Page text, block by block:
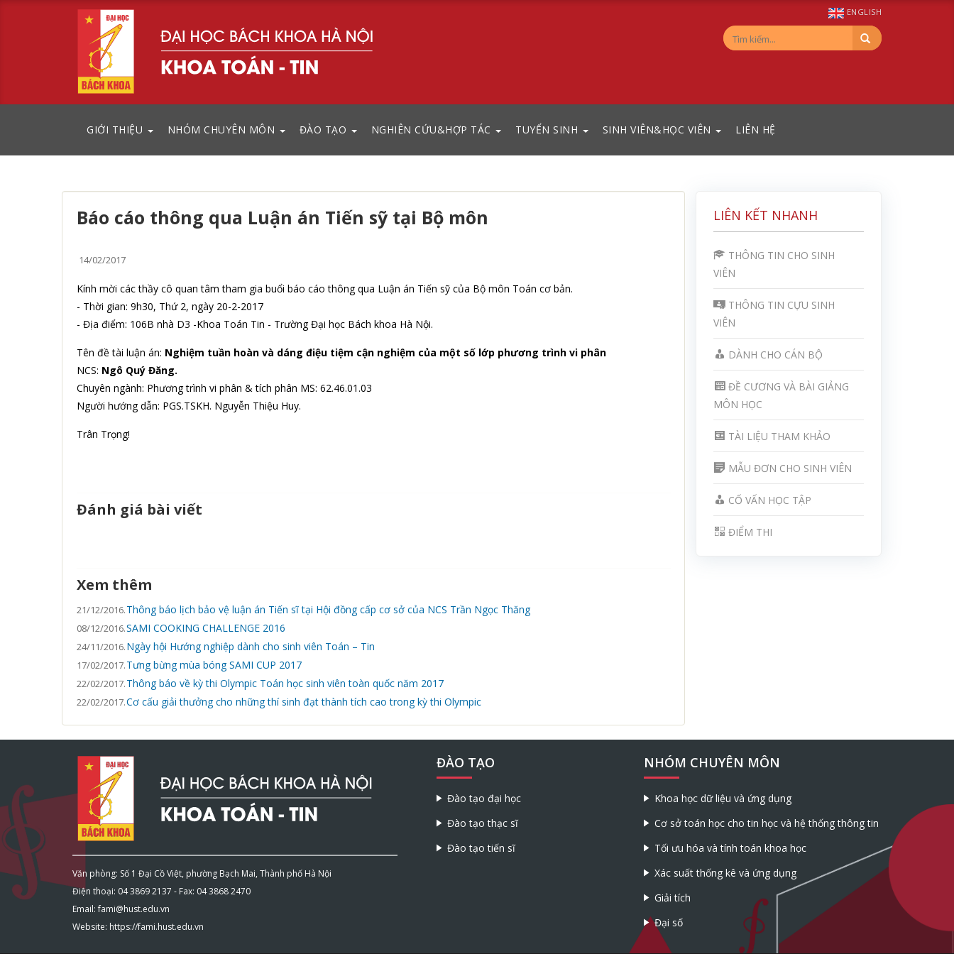
ENGLISH
GIỚI THIỆU NHÓM CHUYÊN MÔN ĐÀO TẠO NGHIÊN CỨU&HỢP TÁC TUYỂN SINH SINH VIÊN&HỌC VIÊN LIÊN HỆ
LIÊN KẾT NHANH
THÔNG TIN CHO SINH
VIÊN
THÔNG TIN CỰU SINH
VIÊN
DÀNH CHO CÁN BỘ
ĐỀ CƯƠNG VÀ BÀI GIẢNG
MÔN HỌC
TÀI LIỆU THAM KHẢO
MẪU ĐƠN CHO SINH VIÊN
CỐ VẤN HỌC TẬP
ĐIỂM THI
Báo cáo thông qua Luận án Tiến sỹ tại Bộ môn
14/02/2017
Kính mời các thầy cô quan tâm tham gia buổi báo cáo thông qua Luận án Tiến sỹ của Bộ môn Toán cơ bản.
- Thời gian: 9h30, Thứ 2, ngày 20-2-2017
- Địa điểm: 106B nhà D3 -Khoa Toán Tin - Trường Đại học Bách khoa Hà Nội.
Tên đề tài luận án: Nghiệm tuần hoàn và dáng điệu tiệm cận nghiệm của một số lớp phương trình vi phân
NCS: Ngô Quý Đăng.
Chuyên ngành: Phương trình vi phân & tích phân MS: 62.46.01.03
Người hướng dẫn: PGS.TSKH. Nguyễn Thiệu Huy.
Trân Trọng!
Đánh giá bài viết
Xem thêm
21/12/2016.Thông báo lịch bảo vệ luận án Tiến sĩ tại Hội đồng cấp cơ sở của NCS Trần Ngọc Thăng
08/12/2016.SAMI COOKING CHALLENGE 2016
24/11/2016.Ngày hội Hướng nghiệp dành cho sinh viên Toán – Tin
17/02/2017.Tưng bừng mùa bóng SAMI CUP 2017
22/02/2017.Thông báo về kỳ thi Olympic Toán học sinh viên toàn quốc năm 2017
22/02/2017.Cơ cấu giải thưởng cho những thí sinh đạt thành tích cao trong kỳ thi Olympic
Văn phòng: Số 1 Đại Cồ Việt, phường Bạch Mai, Thành phố Hà Nội
Điện thoại: 04 3869 2137 - Fax: 04 3868 2470
Email: fami@hust.edu.vn
Website: https://fami.hust.edu.vn
ĐÀO TẠO
Đào tạo đại học
Đào tạo thạc sĩ
Đào tạo tiến sĩ
NHÓM CHUYÊN MÔN
Khoa học dữ liệu và ứng dụng
Cơ sở toán học cho tin học và hệ thống thông tin
Tối ưu hóa và tính toán khoa học
Xác suất thống kê và ứng dụng
Giải tích
Đại số